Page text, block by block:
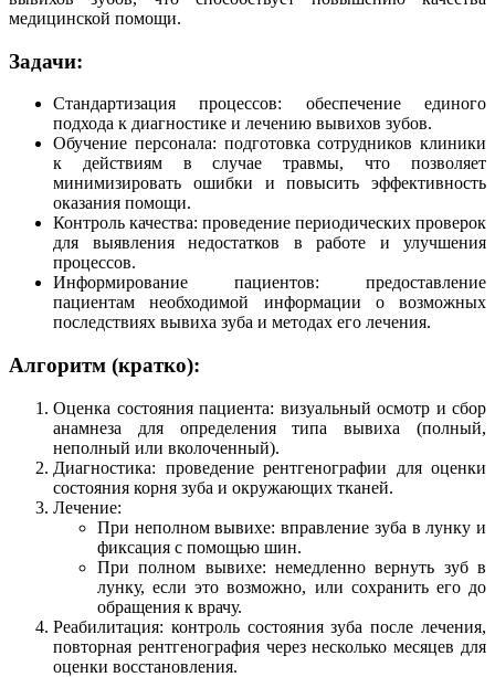
медицинской помощи.
Задачи:
Стандартизация процессов: обеспечение единого
подхода к диагностике и лечению вывихов зубов.
Обучение персонала: подготовка сотрудников клиники
к действиям в случае травмы, что позволяет
минимизировать ошибки и повысить эффективность
оказания помощи.
Контроль качества: проведение периодических проверок
для выявления недостатков в работе и улучшения
процессов.
Информирование пациентов: предоставление
пациентам необходимой информации о возможных
последствиях вывиха зуба и методах его лечения.
Алгоритм (кратко):
Оценка состояния пациента: визуальный осмотр и сбор
анамнеза для определения типа вывиха (полный,
неполный или вколоченный).
Диагностика: проведение рентгенографии для оценки
состояния корня зуба и окружающих тканей.
Лечение:
При неполном вывихе: вправление зуба в лунку и
фиксация с помощью шин.
При полном вывихе: немедленно вернуть зуб в
лунку, если это возможно, или сохранить его до
обращения к врачу.
Реабилитация: контроль состояния зуба после лечения,
повторная рентгенография через несколько месяцев для
оценки восстановления.